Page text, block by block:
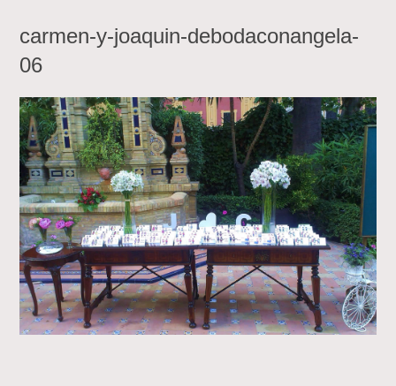
carmen-y-joaquin-debodaconangela-
06